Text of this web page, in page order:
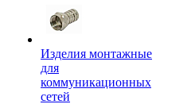
Изделия монтажные
для
коммуникационных
сетей